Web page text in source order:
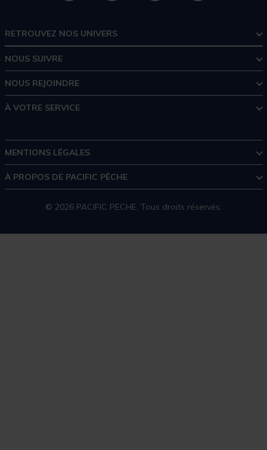
RETROUVEZ NOS UNIVERS
NOUS SUIVRE
NOUS REJOINDRE
À VOTRE SERVICE
MENTIONS LÉGALES
À PROPOS DE PACIFIC PÊCHE
© 2026 PACIFIC PECHE. Tous droits réservés.